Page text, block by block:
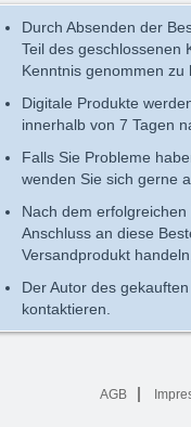
Durch Absenden der
Teil des
Kenntnis genommen zu
Digitale Produkte
innerhalb von 7 Tagen
Falls Sie Probleme
wenden Sie sich gerne
Nach dem
Anschluss an diese
Versandprodukt
Der Autor des
kontaktieren.
AGB